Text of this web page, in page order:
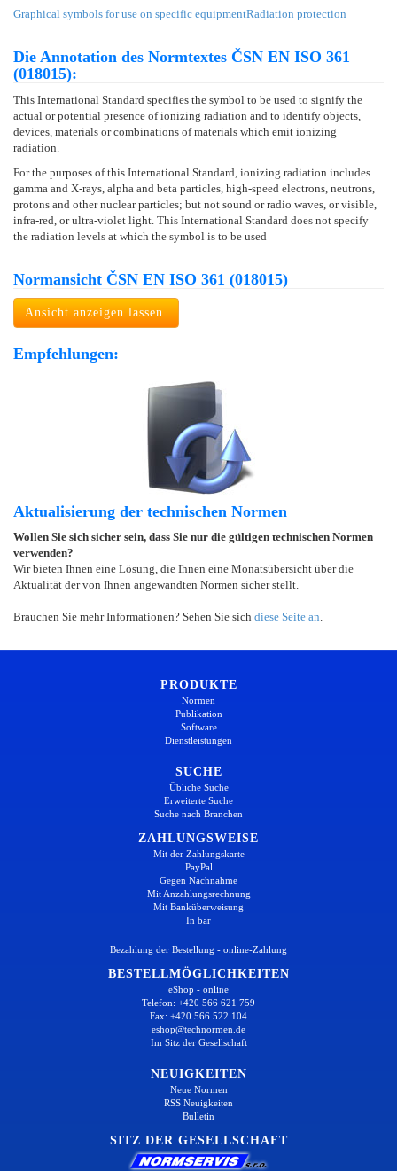
Graphical symbols for use on specific equipmentRadiation protection
Die Annotation des Normtextes ČSN EN ISO 361
(018015):
This International Standard specifies the symbol to be used to signify the
actual or potential presence of ionizing radiation and to identify objects,
devices, materials or combinations of materials which emit ionizing
radiation.
For the purposes of this International Standard, ionizing radiation includes
gamma and X-rays, alpha and beta particles, high-speed electrons, neutrons,
protons and other nuclear particles; but not sound or radio waves, or visible,
infra-red, or ultra-violet light. This International Standard does not specify
the radiation levels at which the symbol is to be used
Normansicht ČSN EN ISO 361 (018015)
Ansicht anzeigen lassen.
Empfehlungen:
Aktualisierung der technischen Normen
Wollen Sie sich sicher sein, dass Sie nur die gültigen technischen Normen
verwenden?
Wir bieten Ihnen eine Lösung, die Ihnen eine Monatsübersicht über die
Aktualität der von Ihnen angewandten Normen sicher stellt.
Brauchen Sie mehr Informationen? Sehen Sie sich diese Seite an
PRODUKTE
Normen
Publikation
Software
Dienstleistungen
SUCHE
Übliche Suche
Erweiterte Suche
Suche nach Branchen
ZAHLUNGSWEISE
Mit der Zahlungskarte
PayPal
Gegen Nachnahme
Mit Anzahlungsrechnung
Mit Banküberweisung
In bar
Bezahlung der Bestellung - online-Zahlung
BESTELLMÖGLICHKEITEN
eShop - online
Telefon: +420 566 621 759
Fax: +420 566 522 104
eshop@technormen.de
Im Sitz der Gesellschaft
NEUIGKEITEN
Neue Normen
RSS Neuigkeiten
Bulletin
SITZ DER GESELLSCHAFT